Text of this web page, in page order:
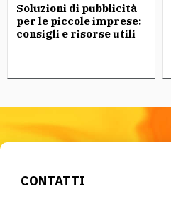
Soluzioni di pubblicità
per le piccole imprese:
consigli e risorse utili
CONTATTI